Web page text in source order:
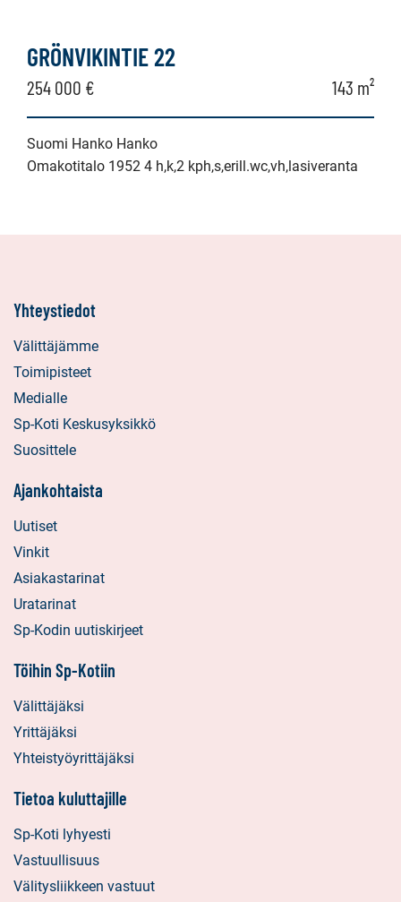
GRÖNVIKINTIE 22
254 000 € 143 m²
Suomi Hanko Hanko
Omakotitalo 1952 4 h,k,2 kph,s,erill.wc,vh,lasiveranta
Yhteystiedot
Välittäjämme
Toimipisteet
Medialle
Sp-Koti Keskusyksikkö
Suosittele
Ajankohtaista
Uutiset
Vinkit
Asiakastarinat
Uratarinat
Sp-Kodin uutiskirjeet
Töihin Sp-Kotiin
Välittäjäksi
Yrittäjäksi
Yhteistyöyrittäjäksi
Tietoa kuluttajille
Sp-Koti lyhyesti
Vastuullisuus
Välitysliikkeen vastuut